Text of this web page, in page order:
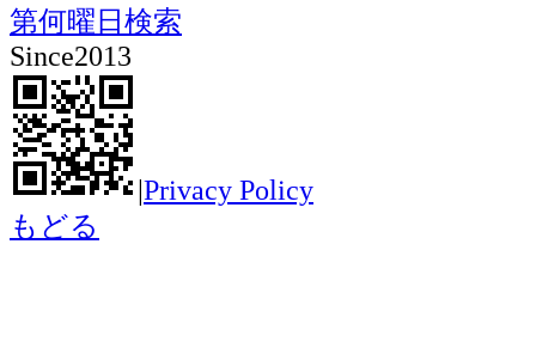
第何曜日検索
Since2013
|Privacy Policy
もどる